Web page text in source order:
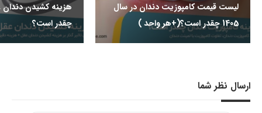
لیست قیمت کامپوزیت دندان در سال
1405 چقدر است؟(+هر واحد )
چقدر است؟
ارسال نظر شما